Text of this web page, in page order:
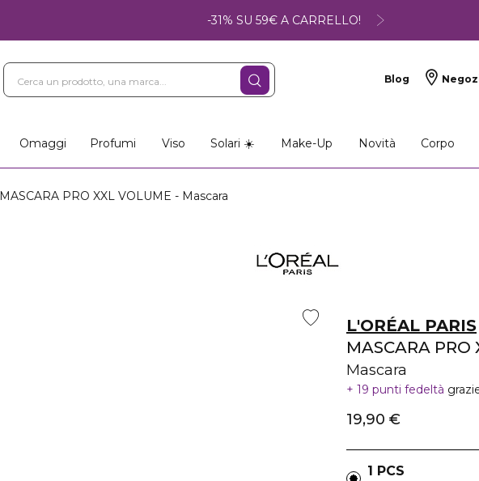
-31% SU 59€ A CARRELLO!
Blog
Omaggi Profumi Viso Solari ☀️ Make-Up Novità Corpo
MASCARA PRO XXL VOLUME - Mascara
L'ORÉAL PARIS
MASCARA PRO
Mascara
19 punti fedeltà
19,90 €
1 PCS